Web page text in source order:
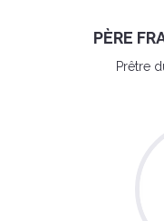
PÈRE
Prêtre